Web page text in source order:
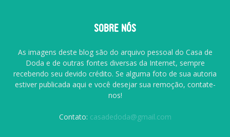
SOBRE NÓS
As imagens deste blog são do arquivo pessoal do Casa de
Doda e de outras fontes diversas da Internet, sempre
recebendo seu devido crédito. Se alguma foto de sua autoria
estiver publicada aqui e você desejar sua remoção, contate-
nos!
Contato: casadedoda@gmail.com